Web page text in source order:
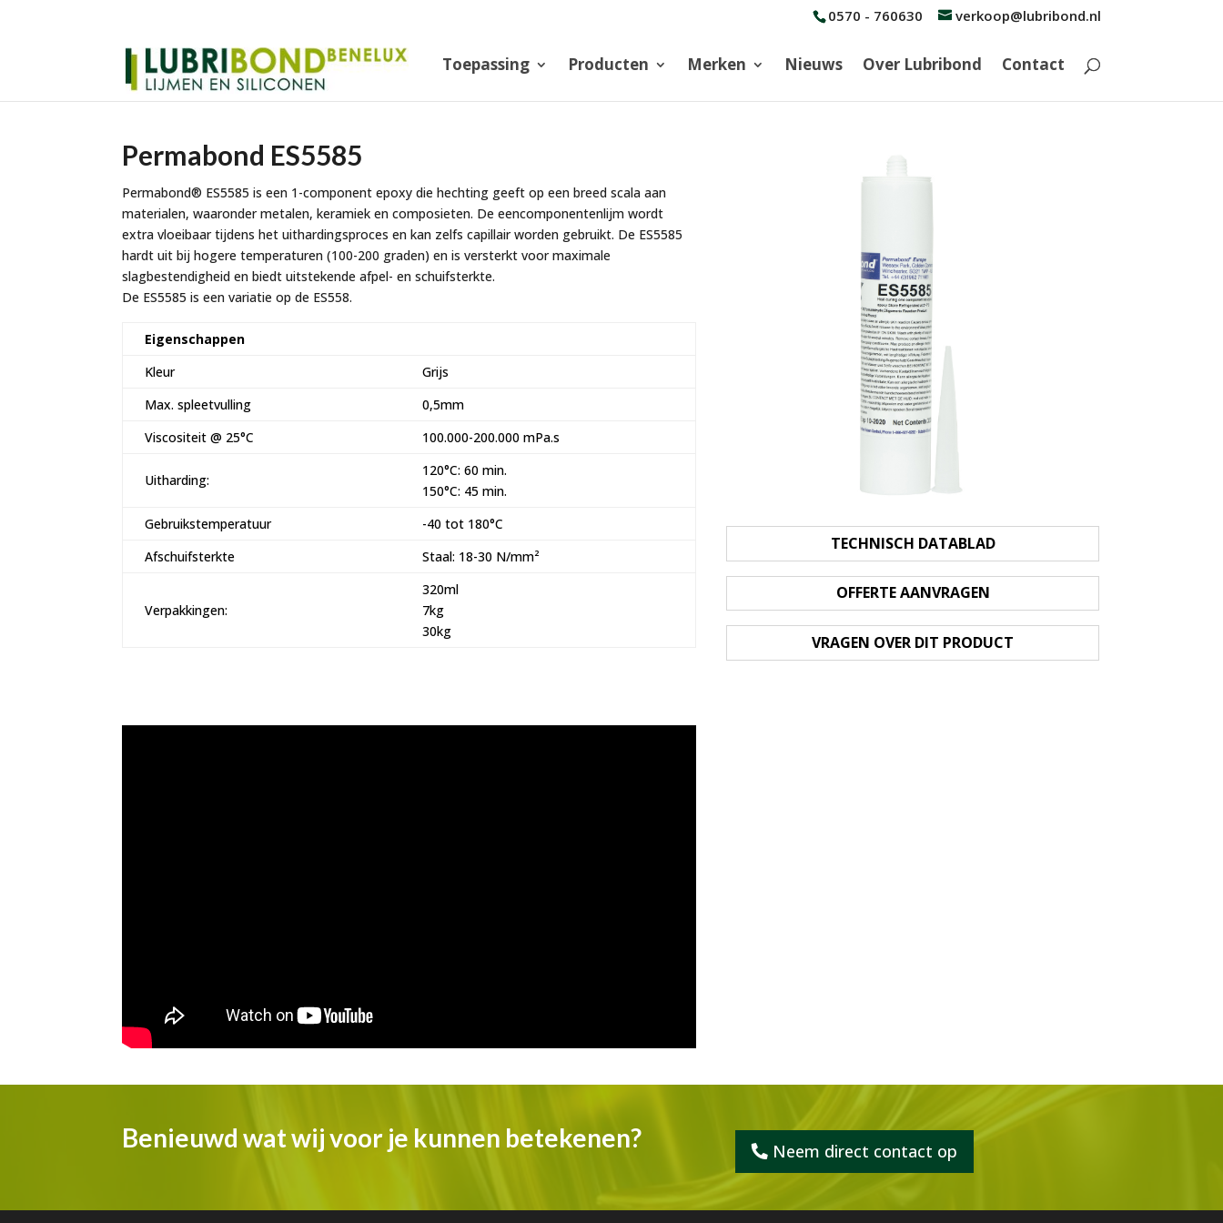
0570 - 760630 verkoop@lubribond.nl
Toepassing Producten Merken Nieuws Over Lubribond Contact
Permabond ES5585
Permabond® ES5585 is een 1-component epoxy die hechting geeft op een breed scala aan
materialen, waaronder metalen, keramiek en composieten. De eencomponentenlijm wordt
extra vloeibaar tijdens het uithardingsproces en kan zelfs capillair worden gebruikt. De ES5585
hardt uit bij hogere temperaturen (100-200 graden) en is versterkt voor maximale
slagbestendigheid en biedt uitstekende afpel- en schuifsterkte.
De ES5585 is een variatie op de ES558.
Eigenschappen
Kleur
Grijs
Max. spleetvulling
0,5mm
Viscositeit @ 25°C
100.000-200.000 mPa.s
Uitharding:
120°C: 60 min.
150°C: 45 min.
Gebruikstemperatuur
-40 tot 180°C
Afschuifsterkte
Staal: 18-30 N/mm²
Verpakkingen:
320ml
7kg
30kg
TECHNISCH DATABLAD
OFFERTE AANVRAGEN
VRAGEN OVER DIT PRODUCT
Benieuwd wat wij voor je kunnen betekenen? Neem direct contact op